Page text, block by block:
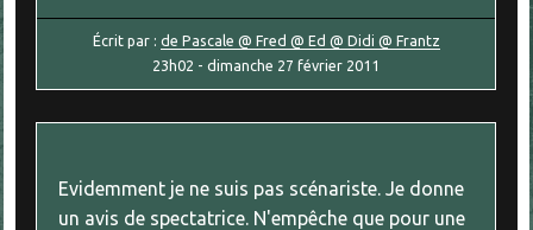
Écrit par : de Pascale @ Fred @ Ed @ Didi @ Frantz
23h02 -dimanche 27 février 2011
Evidemment je ne suis pas scénariste. Je donne
un avis de spectatrice. N'empêche que pour une